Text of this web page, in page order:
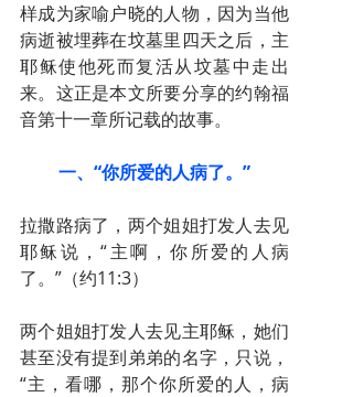
样成为家喻户晓的人物，因为当他
病逝被埋葬在坟墓里四天之后，主
耶稣使他死而复活从坟墓中走出
来。这正是本文所要分享的约翰福
音第十一章所记载的故事。
一、“你所爱的人病了。”
拉撒路病了，两个姐姐打发人去见
耶稣说，“主啊，你所爱的人病
了。”（约11:3）
两个姐姐打发人去见主耶稣，她们
甚至没有提到弟弟的名字，只说，
“主，看哪，那个你所爱的人，病